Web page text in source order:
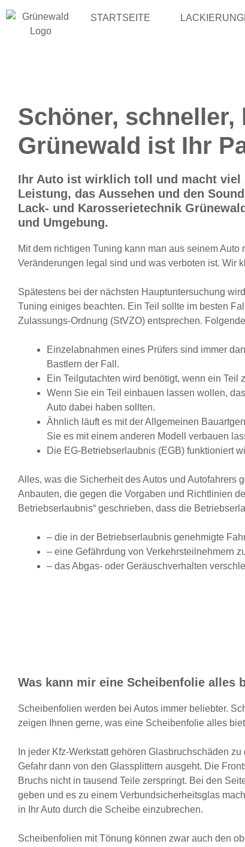
STARTSEITE
Schöner,
Grünewald ist Ihr
Ihr Auto ist wirklich toll und macht viel
Leistung, das Aussehen und den
Lack- und Karosserietechnik
und Umgebung.
Mit dem richtigen Tuning kann man aus seinem
Veränderungen legal sind und was verboten ist. Wir
Spätestens bei der nächsten Hauptuntersuchung
Tuning einiges beachten. Ein Teil sollte im besten
Zulassungs-Ordnung (StVZO) entsprechen.
Einzelabnahmen eines Prüfers sind immer
Bastlern der Fall.
Ein Teilgutachten wird benötigt, wenn ein Teil
Wenn Sie ein Teil einbauen lassen wollen,
Auto dabei haben sollten.
Ähnlich läuft es mit der Allgemeinen
Sie es mit einem anderen Modell verbauen
Die EG-Betriebserlaubnis (EGB) funktioniert
Alles, was die Sicherheit des Autos und Autofahrers
Anbauten, die gegen die Vorgaben und Richtlinien
Betriebserlaubnis“ geschrieben, dass die
– die in der Betriebserlaubnis genehmigte
– eine Gefährdung von Verkehrsteilnehmern
– das Abgas- oder Geräuschverhalten
Was kann mir eine Scheibenfolie alles
Scheibenfolien werden bei Autos immer beliebter.
zeigen Ihnen gerne, was eine Scheibenfolie alles
In jeder Kfz-Werkstatt gehören Glasbruchschäden
Gefahr dann von den Glassplittern ausgeht. Die
Bruchs nicht in tausend Teile zerspringt. Bei den
geben und es zu einem Verbundsicherheitsglas
in Ihr Auto durch die Scheibe einzubrechen.
Scheibenfolien mit Tönung können zwar auch den